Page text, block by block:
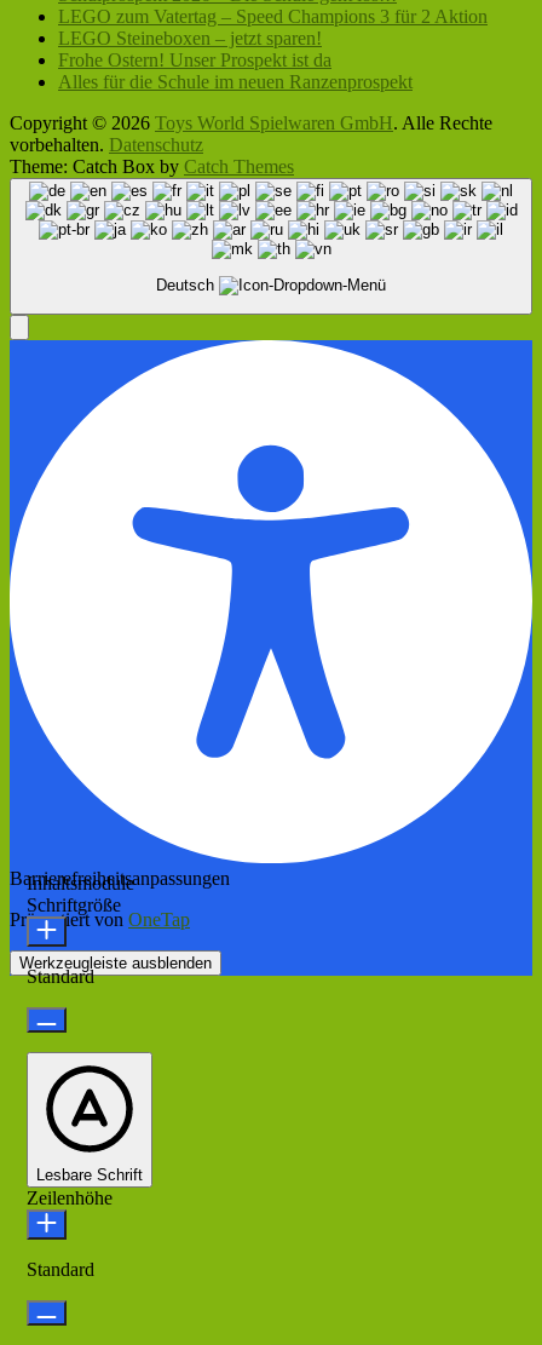
LEGO zum Vatertag – Speed Champions 3 für 2 Aktion
LEGO Steineboxen – jetzt sparen!
Frohe Ostern! Unser Prospekt ist da
Alles für die Schule im neuen Ranzenprospekt
Copyright © 2026 Toys World Spielwaren GmbH. Alle Rechte
vorbehalten. Datenschutz
Theme: Catch Box by Catch Themes
Nach
oben
scrollen
Deutsch
Barrierefreiheitsanpassungen
Präsentiert von OneTap
Werkzeugleiste ausblenden
Inhaltsmodule
Schriftgröße
Standard
Lesbare Schrift
Zeilenhöhe
Standard